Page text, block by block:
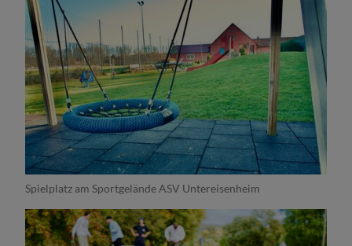
Spielplatz am Sportgelände ASV Untereisenheim